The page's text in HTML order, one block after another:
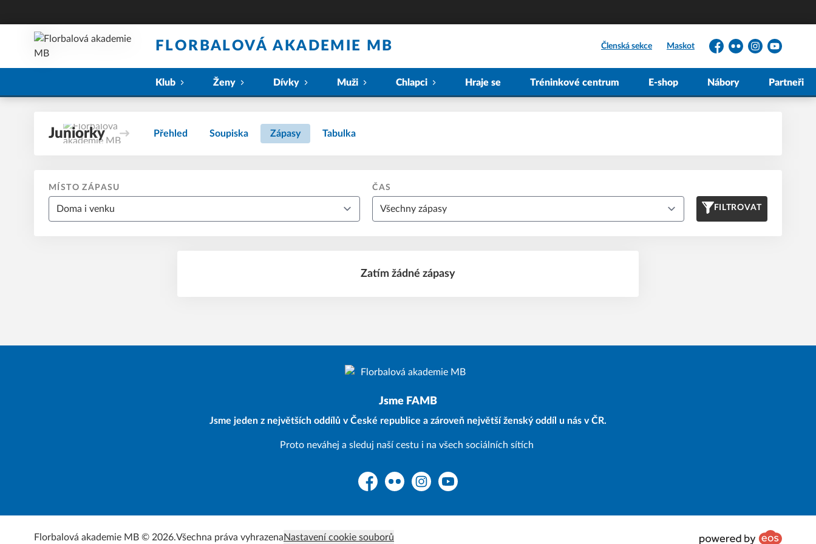
FLORBALOVÁ AKADEMIE MB Členská sekce Maskot
Facebook
FlickrInstagramYouTube
Klub Ženy Dívky Muži Chlapci Hraje se Tréninkové centrum E-shop Nábory Partneři
Juniorky Přehled Soupiska Zápasy Tabulka
MÍSTO ZÁPASU ČAS
FILTROVAT
Zatím žádné zápasy
Jsme FAMB
Jsme jeden z největších oddílů v České republice a zároveň největší ženský oddíl u nás v ČR.
Proto neváhej a sleduj naší cestu i na všech sociálních sítích
FacebookFlickr InstagramYouTube
Florbalová akademie MB © 2026.Všechna práva vyhrazenaNastavení cookie souborů